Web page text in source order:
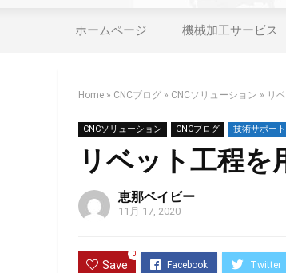
ホームページ 機械加工サービス
Home » CNCブログ » CNCソリューション » リ
CNCソリューション CNCブログ 技術サポート
リベット工程を
恵那ベイビー
11月 17, 2020
Save
0